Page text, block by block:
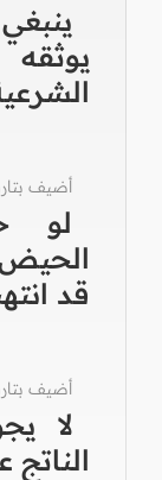
أضيف بتاريخ: 24-
لو
قد
أضيف بتاريخ: 23-
لا
الناتج